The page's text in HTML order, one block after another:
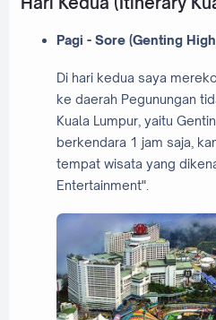
Pagi - Sore (Genting
Di hari kedua saya
ke daerah Pegunungan
Kuala Lumpur, yaitu
berkendara 1 jam saja,
tempat wisata yang
Entertainment".